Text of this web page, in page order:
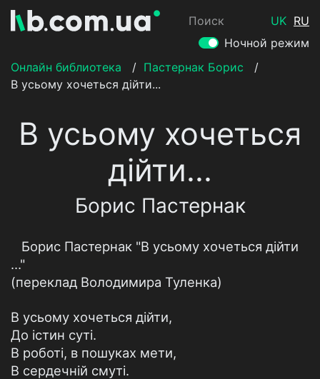
Поиск UK RU
Ночной режим
Онлайн библиотека
/ Пастернак Борис
/
В усьому хочеться дійти...
В усьому хочеться
дійти...
Борис Пастернак
Борис Пастернак "В усьому хочеться дійти
…"
(переклад Володимира Туленка)
В усьому хочеться дійти,
До істин суті.
В роботі, в пошуках мети,
В сердечній смуті.